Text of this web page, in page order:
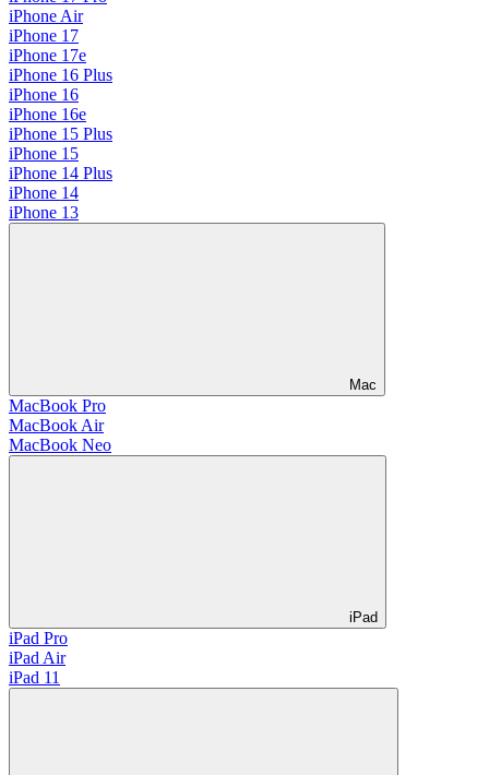
iPhone Air
iPhone 17
iPhone 17e
iPhone 16 Plus
iPhone 16
iPhone 16e
iPhone 15 Plus
iPhone 15
iPhone 14 Plus
iPhone 14
iPhone 13
Mac
MacBook Pro
MacBook Air
MacBook Neo
iPad
iPad Pro
iPad Air
iPad 11